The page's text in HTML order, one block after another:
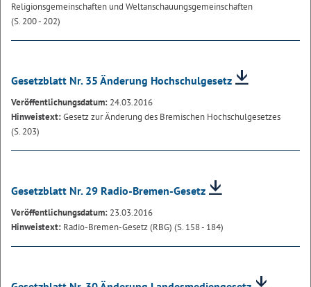
Religionsgemeinschaften und Weltanschauungsgemeinschaften
(S. 200 - 202)
Gesetzblatt Nr. 35 Änderung Hochschulgesetz
Veröffentlichungsdatum: 24.03.2016
Hinweistext:Gesetz zur Änderung des Bremischen Hochschulgesetzes
(S. 203)
Gesetzblatt Nr. 29 Radio-Bremen-Gesetz
Veröffentlichungsdatum: 23.03.2016
Hinweistext: Radio-Bremen-Gesetz (RBG) (S. 158 - 184)